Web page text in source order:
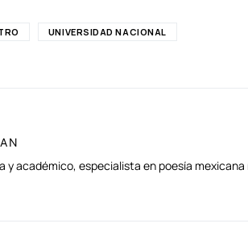
UNIVERSIDAD NACIONAL
y académico, especialista en poesía mexicana